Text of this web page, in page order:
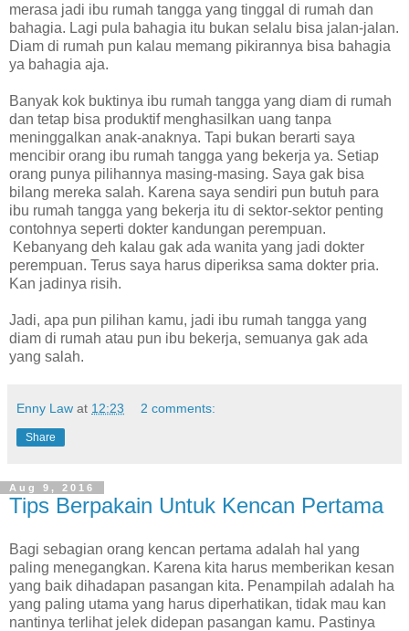
merasa jadi ibu rumah tangga yang tinggal di rumah dan
bahagia. Lagi pula bahagia itu bukan selalu bisa jalan-jalan.
Diam di rumah pun kalau memang pikirannya bisa bahagia
ya bahagia aja.
Banyak kok buktinya ibu rumah tangga yang diam di rumah
dan tetap bisa produktif menghasilkan uang tanpa
meninggalkan anak-anaknya. Tapi bukan berarti saya
mencibir orang ibu rumah tangga yang bekerja ya. Setiap
orang punya pilihannya masing-masing. Saya gak bisa
bilang mereka salah. Karena saya sendiri pun butuh para
ibu rumah tangga yang bekerja itu di sektor-sektor penting
contohnya seperti dokter kandungan perempuan.
Kebanyang deh kalau gak ada wanita yang jadi dokter
perempuan. Terus saya harus diperiksa sama dokter pria.
Kan jadinya risih.
Jadi, apa pun pilihan kamu, jadi ibu rumah tangga yang
diam di rumah atau pun ibu bekerja, semuanya gak ada
yang salah.
Enny Law at 12:23 2 comments:
Share
Aug 9, 2016
Tips Berpakain Untuk Kencan Pertama
Bagi sebagian orang kencan pertama adalah hal yang
paling menegangkan. Karena kita harus memberikan kesan
yang baik dihadapan pasangan kita. Penampilah adalah ha
yang paling utama yang harus diperhatikan, tidak mau kan
nantinya terlihat jelek didepan pasangan kamu. Pastinya